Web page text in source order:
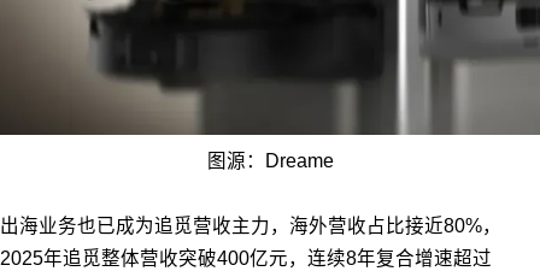
图源：Dreame
出海业务也已成为追觅营收主力，海外营收占比接近80%，
2025年追觅整体营收突破400亿元，连续8年复合增速超过